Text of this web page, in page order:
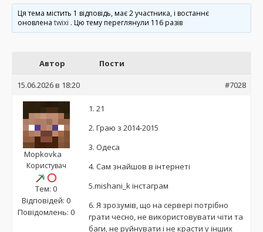
Ця тема містить 1 відповідь, має 2 участника, і востаннє
оновлена twixi . Цю тему переглянули 116 разів
Автор Пости
15.06.2026 в 18:20 #7028
Mopkovka
Користувач
Тем: 0
Відповідей: 0
Повідомлень: 0
1. 21
2. Граю з 2014-2015
3. Одеса
4. Сам знайшов в інтернеті
5.mishani_k інстаграм
6. Я зрозумів, що на сервері потрібно
грати чесно, не використовувати чіти та
баги, не руйнувати і не красти у інших